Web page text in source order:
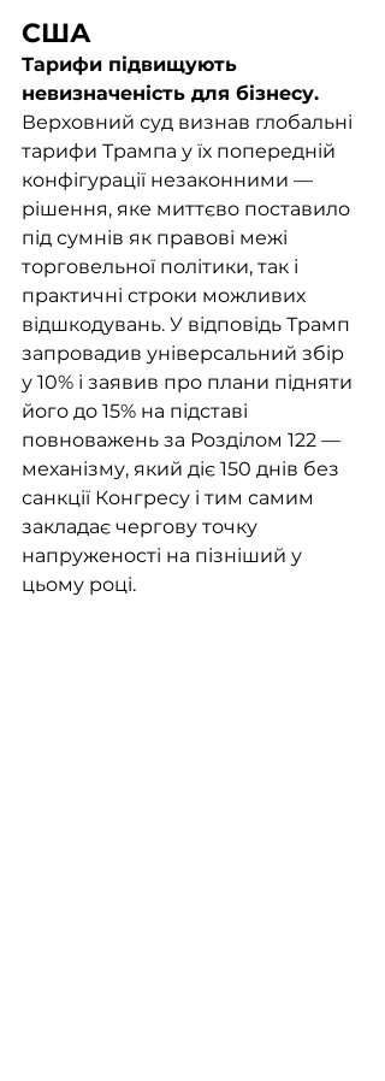
США
Тарифи підвищують
невизначеність для бізнесу.
Верховний суд визнав глобальні
тарифи Трампа у їх попередній
конфігурації незаконними —
рішення, яке миттєво поставило
під сумнів як правові межі
торговельної політики, так і
практичні строки можливих
відшкодувань. У відповідь Трамп
запровадив універсальний збір
у 10% і заявив про плани підняти
його до 15% на підставі
повноважень за Розділом 122 —
механізму, який діє 150 днів без
санкції Конгресу і тим самим
закладає чергову точку
напруженості на пізніший у
цьому році.